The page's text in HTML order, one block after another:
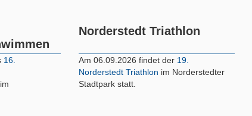
16.
im
Norderstedt Triathlon
Am 06.09.2026 findet der 19.
Norderstedt Triathlon im Norderstedter
Stadtpark statt.